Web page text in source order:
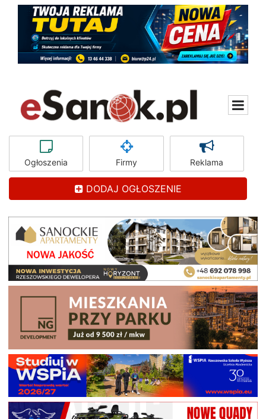
Ogłoszenia Firmy Reklama
DODAJ OGŁOSZENIE